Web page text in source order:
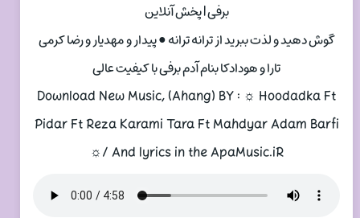
برفی | پخش آنلاین
گوش دهید و لذت ببرید از ترانه ترانه ● پیدار و مهدیار و رضا کرمی
تارا و هودادکا بنام آدم برفی با کیفیت عالی
Download New Music, (Ahang) BY : ☼ Hoodadka Ft
Pidar Ft Reza Karami Tara Ft Mahdyar Adam Barfi
☼/ And lyrics in the ApaMusic.iR